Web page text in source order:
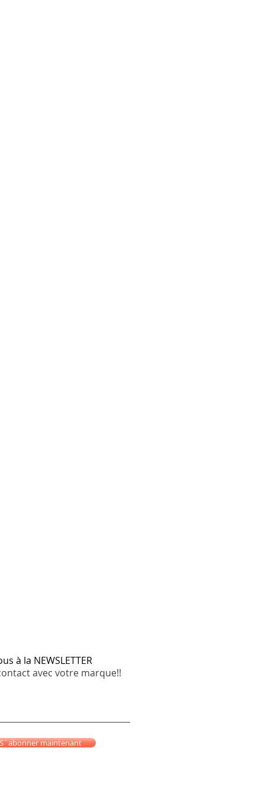
à la NEWSLETTER
avec votre marque!!
S`abonner maintenant